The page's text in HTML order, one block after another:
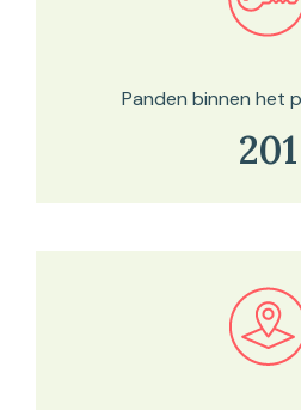
Bekijk in onze
Panden binnen het
201
Bekijk in onze